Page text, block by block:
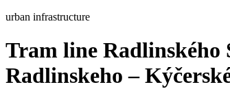
urban infrastructure
Tram line Radlinského
Radlinskeho –